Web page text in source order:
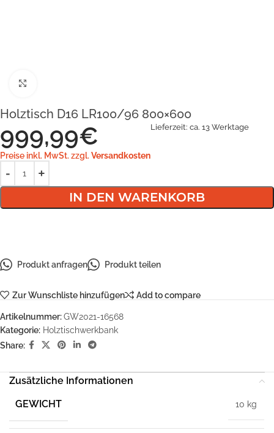
Holztisch D16 LR100/96 800×600
999,99€
Preise inkl. MwSt. zzgl.Versandkosten
Lieferzeit: ca. 13 Werktage
IN DEN WARENKORB
Produkt anfragen Produkt teilen
Zur Wunschliste hinzufügen Add to compare
Artikelnummer:GW2021-16568
Kategorie: Holztischwerkbank
Share:
Zusätzliche Informationen
GEWICHT
10 kg